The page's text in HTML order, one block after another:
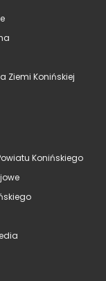
Ziemi Konińskiej
Konińskiego